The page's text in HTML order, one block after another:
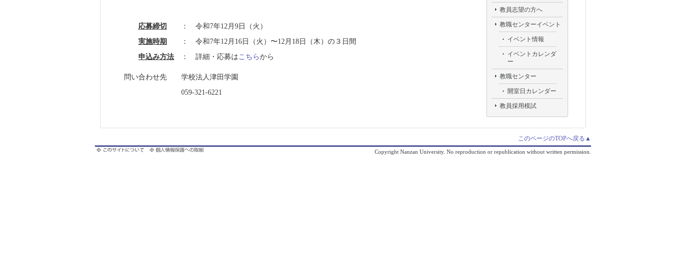
応募締切
： 令和7年12月9日（火）
実施時期
： 令和7年12月16日（火）〜12月18日（木）の３日間
申込み方法 ： 詳細・応募はこちらから
問い合わせ先 学校法人津田学園
059-321-6221
教員志望の方へ
教職センターイベント
イベント情報
イベントカレンダ
ー
教職センター
開室日カレンダー
教員採用模試
このページのTOPへ戻る▲
Copyright Nanzan University. No reproduction or republication without written permission.